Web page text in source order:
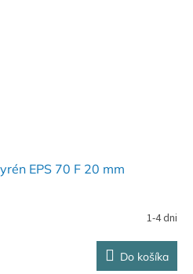
EPS 70 F 20 mm
1-4 dni
Do košíka